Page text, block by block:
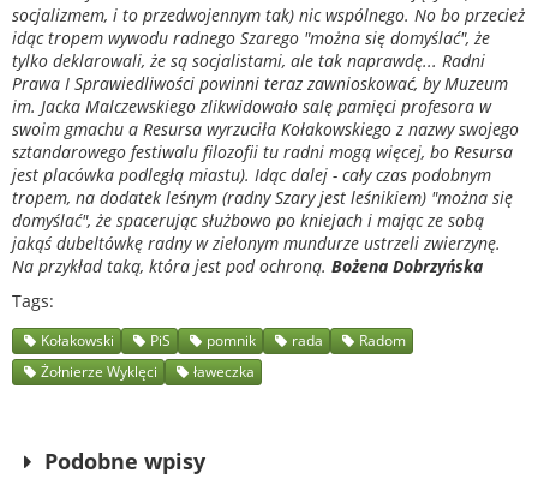
socjalizmem, i to przedwojennym tak) nic wspólnego. No bo przecież
idąc tropem wywodu radnego Szarego "można się domyślać", że
tylko deklarowali, że są socjalistami, ale tak naprawdę... Radni
Prawa I Sprawiedliwości powinni teraz zawnioskować, by Muzeum
im. Jacka Malczewskiego zlikwidowało salę pamięci profesora w
swoim gmachu a Resursa wyrzuciła Kołakowskiego z nazwy swojego
sztandarowego festiwalu filozofii tu radni mogą więcej, bo Resursa
jest placówka podległą miastu). Idąc dalej - cały czas podobnym
tropem, na dodatek leśnym (radny Szary jest leśnikiem) "można się
domyślać", że spacerując służbowo po kniejach i mając ze sobą
jakąś dubeltówkę radny w zielonym mundurze ustrzeli zwierzynę.
Na przykład taką, która jest pod ochroną. Bożena Dobrzyńska
Tags
Kołakowski PiS pomnik rada
Radom
Żołnierze Wyklęci
ławeczka
Podobne wpisy